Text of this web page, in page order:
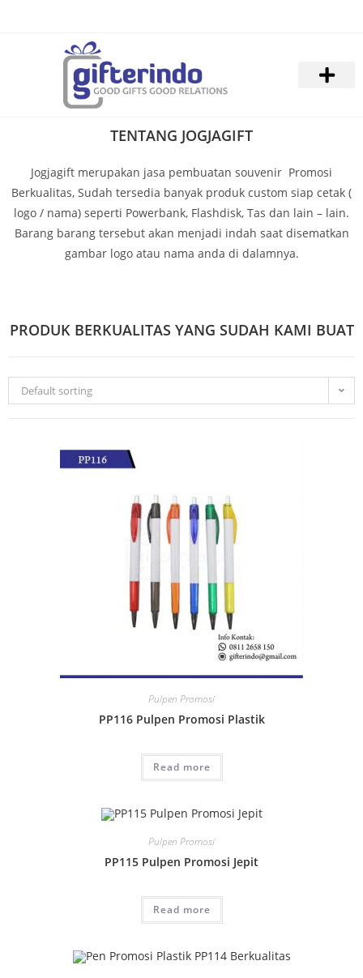
TENTANG JOGJAGIFT
Jogjagift merupakan jasa pembuatan souvenir Promosi
Berkualitas, Sudah tersedia banyak produk custom siap cetak (
logo / nama) seperti Powerbank, Flashdisk, Tas dan lain – lain.
Barang barang tersebut akan menjadi indah saat disematkan
gambar logo atau nama anda di dalamnya.
PRODUK BERKUALITAS YANG SUDAH KAMI BUAT
Default sorting
Pulpen Promosi
PP116 Pulpen Promosi Plastik
Read more
Pulpen Promosi
PP115 Pulpen Promosi Jepit
Read more